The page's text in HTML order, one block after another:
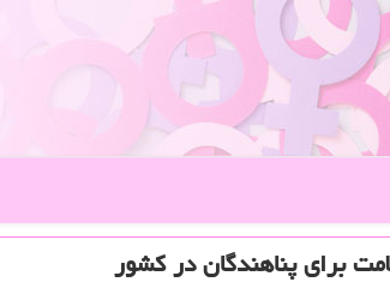
برای پناهندگان در كشور